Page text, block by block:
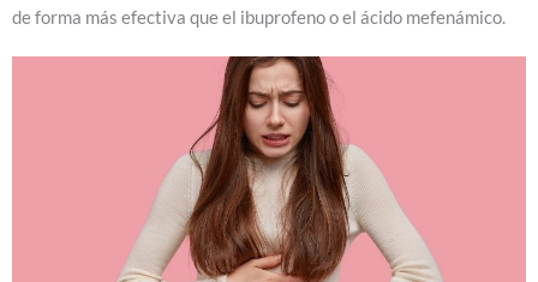
de forma más efectiva que el ibuprofeno o el ácido mefenámico.